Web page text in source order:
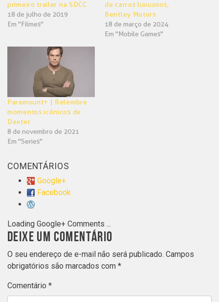
primeiro trailer na SDCC
18 de julho de 2019
Em "Filmes"
de carros luxuosos,
Bentley Motors
18 de março de 2024
Em "Mobile Games"
Paramount+ | Relembre
momentos icônicos de
Dexter
8 de novembro de 2021
Em "Series"
COMENTÁRIOS
Google+
Facebook
Loading Google+ Comments ...
DEIXE UM COMENTÁRIO
O seu endereço de e-mail não será publicado. Campos
obrigatórios são marcados com *
Comentário *